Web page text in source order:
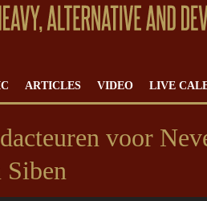
ARTICLES VIDEO LIVE
voor